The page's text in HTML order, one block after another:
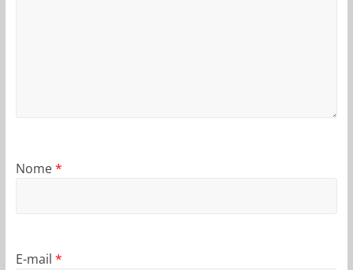
Nome*
E-mail *